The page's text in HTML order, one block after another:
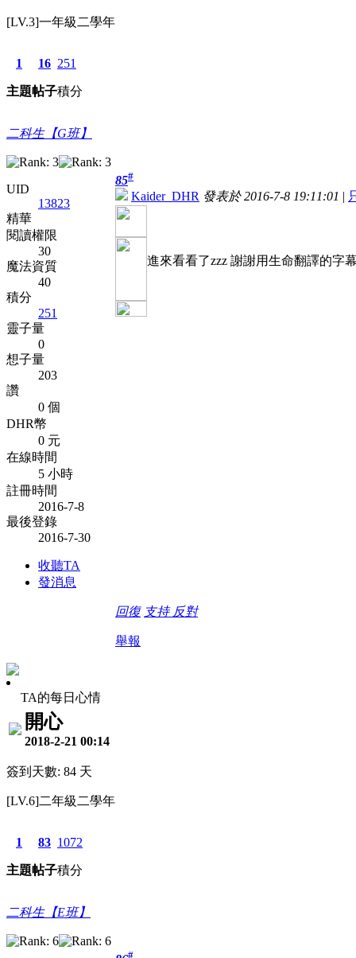
[LV.3]一年級二學年
1
主題
16
帖子
251
積分
二科生【G班】
UID
13823
精華
閱讀權限
30
魔法資質
40
積分
251
靈子量
0
想子量
203
讚
0 個
DHR幣
0 元
在線時間
5 小時
註冊時間
2016-7-8
最後登錄
2016-7-30
收聽TA
發消息
85#
Kaider_DHR 發表於 2016-7-8 19:11:01 |
進來看看了zzz 謝謝用生命翻譯的字
回復 支持 反對
舉報
TA的每日心情
開心
2018-2-21 00:14
簽到天數: 84 天
[LV.6]二年級二學年
1
主題
83
帖子
1072
積分
二科生【E班】
#